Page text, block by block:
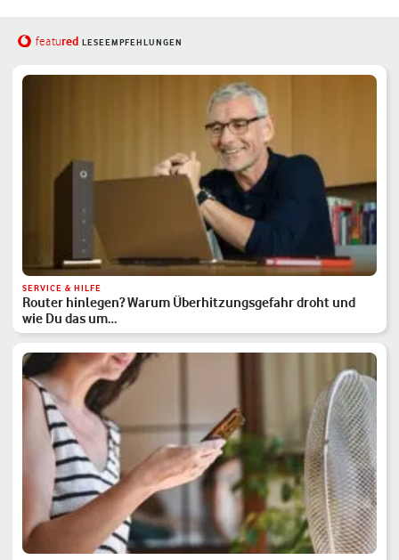
featured LESEEMPFEHLUNGEN
SERVICE & HILFE
Router hinlegen? Warum Überhitzungsgefahr droht und
wie Du das um…